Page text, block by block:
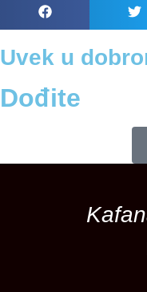
Uvek u
Dođite